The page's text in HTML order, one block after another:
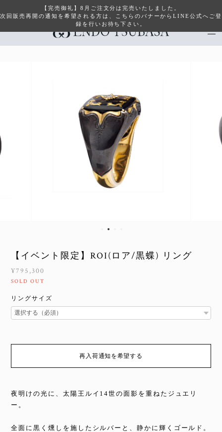
【完売御礼】8月ご注文分は完売いたしました。
次回販売再開の通知を希望される方は、こちらのバナーからLINE公式へご登
録を行いお待ち下さい。
【イベント限定】ROI(ロア/黒蝶) リング
¥795,300
SOLD OUT
リングサイズ
再入荷通知を希望する
夜明けの光に、太陽王ルイ14世の面影を重ねたジュエリ
ー。
全面に黒く燻しを施したシルバーと、静かに輝くゴールド。